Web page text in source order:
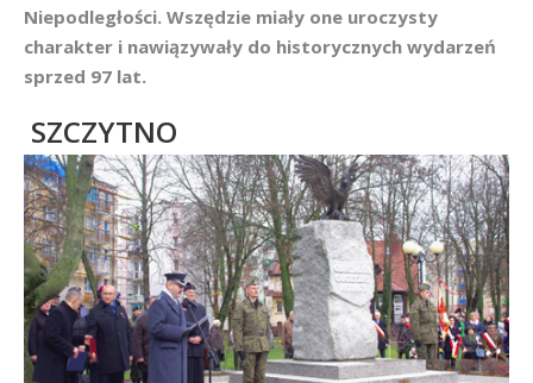
Niepodległości. Wszędzie miały one uroczysty
charakter i nawiązywały do historycznych wydarzeń
sprzed 97 lat.
SZCZYTNO